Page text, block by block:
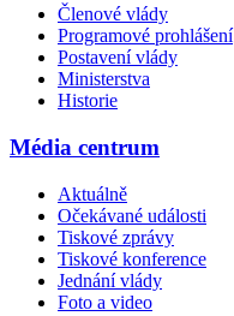
Členové vlády
Programové prohlášení
Postavení vlády
Ministerstva
Historie
Média centrum
Aktuálně
Očekávané události
Tiskové zprávy
Tiskové konference
Jednání vlády
Foto a video